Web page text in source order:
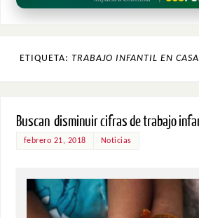
ETIQUETA: TRABAJO INFANTIL EN
Buscan disminuir cifras de trabajo
febrero 21, 2018 Noticias